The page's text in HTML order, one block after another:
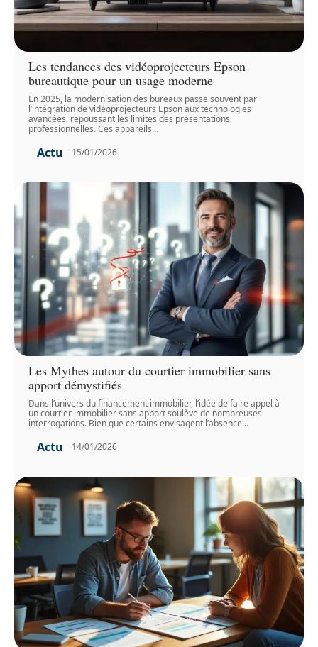
Les tendances des vidéoprojecteurs Epson
bureautique pour un usage moderne
En 2025, la modernisation des bureaux passe souvent par
l’intégration de vidéoprojecteurs Epson aux technologies
avancées, repoussant les limites des présentations
professionnelles. Ces appareils…
Actu 15/01/2026
Les Mythes autour du courtier immobilier sans
apport démystifiés
Dans l’univers du financement immobilier, l’idée de faire appel à
un courtier immobilier sans apport soulève de nombreuses
interrogations. Bien que certains envisagent l’absence…
Actu 14/01/2026